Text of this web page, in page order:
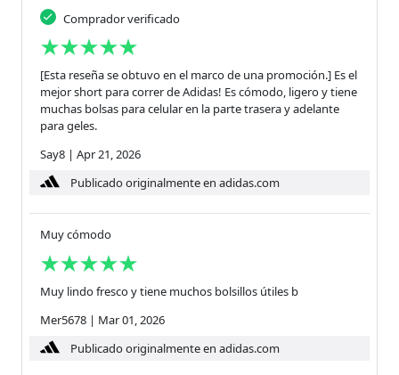
Comprador verificado
[Esta reseña se obtuvo en el marco de una promoción.] Es el
mejor short para correr de Adidas! Es cómodo, ligero y tiene
muchas bolsas para celular en la parte trasera y adelante
para geles.
Say8 | Apr 21, 2026
Publicado originalmente en adidas.com
Muy cómodo
Muy lindo fresco y tiene muchos bolsillos útiles b
Mer5678 | Mar 01, 2026
Publicado originalmente en adidas.com